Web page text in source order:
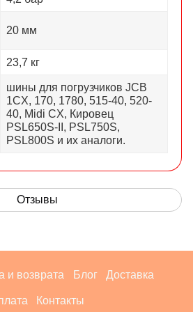
20 мм
23,7 кг
шины для погрузчиков JCB
1CX, 170, 1780, 515-40, 520-
40, Midi CX, Кировец
PSL650S-II, PSL750S,
PSL800S и их аналоги.
Отзывы
и возврата Блог Доставка
Контакты